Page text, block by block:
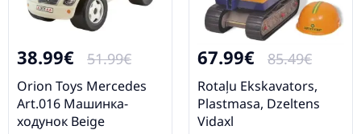
38.99€ 51.99€
Orion Toys Mercedes
Art.016 Mашинка-
ходунок Beige
67.99€ 85.49€
Rotaļu Ekskavators,
Plastmasa, Dzeltens
Vidaxl